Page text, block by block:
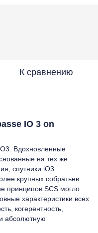
К сравнению
IO 3 on
Вдохновленные
на тех же
спутники iO3
крупных собратьев.
принципов SCS могло
характеристики всех
когерентность,
абсолютную